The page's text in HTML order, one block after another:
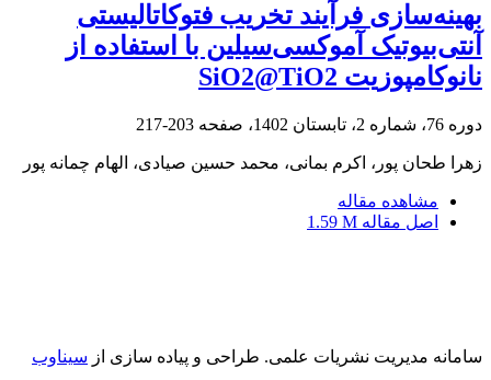
بهینه‌سازی فرآیند تخریب فتوکاتالیستی
آنتی‌بیوتیک آموکسی‌سیلین با استفاده از
نانوکامپوزیت SiO2@TiO2
دوره 76، شماره 2، تابستان 1402، صفحه 203-217
زهرا طحان پور، اکرم بمانی، محمد حسین صیادی، الهام چمانه پور
مشاهده مقاله
اصل مقاله 1.59 M
سامانه مدیریت نشریات علمی. طراحی و پیاده سازی از سیناوب